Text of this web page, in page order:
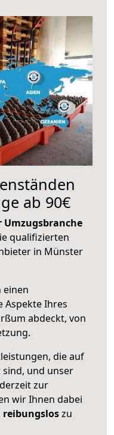
ab 90€
Umzugsbranche
qualifizierten
in Münster
einen
Aspekte Ihres
abdeckt, von
die auf
und unser
zur
wir Ihnen dabei
zu